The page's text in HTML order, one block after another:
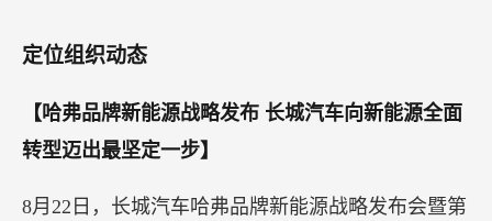
定位组织动态
【哈弗品牌新能源战略发布 长城汽车向新能源全面
转型迈出最坚定一步】
8月22日，长城汽车哈弗品牌新能源战略发布会暨第